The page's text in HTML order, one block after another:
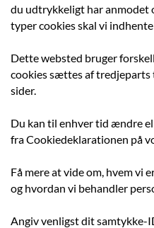
du udtrykkeligt har anmodet
typer cookies skal vi
Dette websted bruger
cookies sættes af tredjeparts
sider.
Du kan til enhver tid ændre
fra Cookiedeklarationen på
Få mere at vide om, hvem vi
og hvordan vi behandler
Angiv venligst dit samtykke-